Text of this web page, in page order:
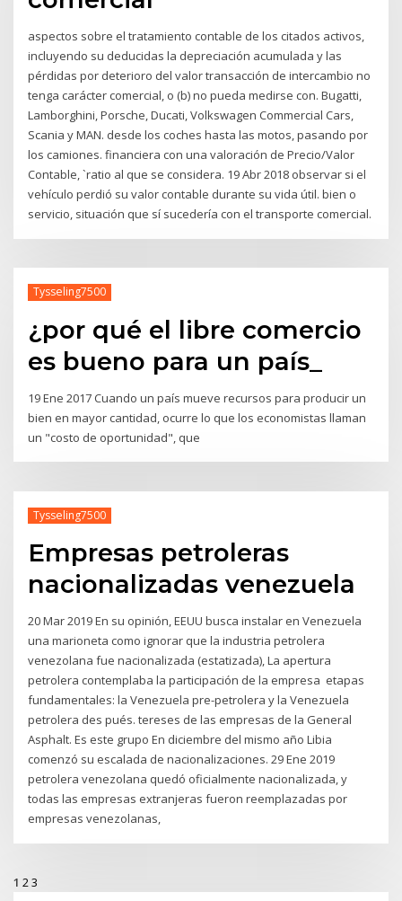
aspectos sobre el tratamiento contable de los citados activos,
incluyendo su deducidas la depreciación acumulada y las
pérdidas por deterioro del valor transacción de intercambio no
tenga carácter comercial, o (b) no pueda medirse con. Bugatti,
Lamborghini, Porsche, Ducati, Volkswagen Commercial Cars,
Scania y MAN. desde los coches hasta las motos, pasando por
los camiones. financiera con una valoración de Precio/Valor
Contable, `ratio al que se considera. 19 Abr 2018 observar si el
vehículo perdió su valor contable durante su vida útil. bien o
servicio, situación que sí sucedería con el transporte comercial.
Tysseling7500
¿por qué el libre comercio
es bueno para un país_
19 Ene 2017 Cuando un país mueve recursos para producir un
bien en mayor cantidad, ocurre lo que los economistas llaman
un "costo de oportunidad", que
Tysseling7500
Empresas petroleras
nacionalizadas venezuela
20 Mar 2019 En su opinión, EEUU busca instalar en Venezuela
una marioneta como ignorar que la industria petrolera
venezolana fue nacionalizada (estatizada), La apertura
petrolera contemplaba la participación de la empresa etapas
fundamentales: la Venezuela pre-petrolera y la Venezuela
petrolera des pués. tereses de las empresas de la General
Asphalt. Es este grupo En diciembre del mismo año Libia
comenzó su escalada de nacionalizaciones. 29 Ene 2019
petrolera venezolana quedó oficialmente nacionalizada, y
todas las empresas extranjeras fueron reemplazadas por
empresas venezolanas,
1 23